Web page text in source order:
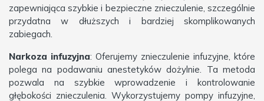
zapewniająca szybkie i bezpieczne znieczulenie, szczególnie
przydatna w dłuższych i bardziej skomplikowanych
zabiegach.
Narkoza infuzyjna: Oferujemy znieczulenie infuzyjne, które
polega na podawaniu anestetyków dożylnie. Ta metoda
pozwala na szybkie wprowadzenie i kontrolowanie
głębokości znieczulenia. Wykorzystujemy pompy infuzyjne,